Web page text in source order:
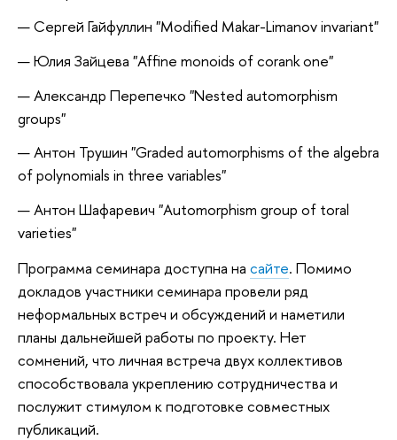
Сергей Гайфуллин "Modified Makar-Limanov invariant"
Юлия Зайцева "Affine monoids of corank one"
Александр Перепечко "Nested automorphism
groups"
Антон Трушин "Graded automorphisms of the algebra
of polynomials in three variables"
Антон Шафаревич "Automorphism group of toral
varieties"
Программа семинара доступна на сайте. Помимо
докладов участники семинара провели ряд
неформальных встреч и обсуждений и наметили
планы дальнейшей работы по проекту. Нет
сомнений, что личная встреча двух коллективов
способствовала укреплению сотрудничества и
послужит стимулом к подготовке совместных
публикаций.